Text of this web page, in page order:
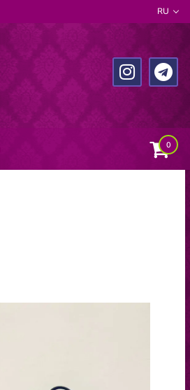
RU
0